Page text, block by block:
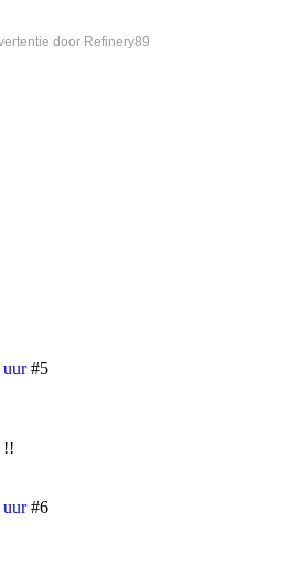
door Refinery89
uur #5
!!
uur #6